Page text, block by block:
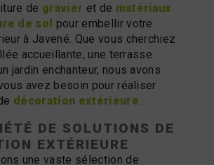
de gravier et de matériaux
de sol
pour embellir votre
à Javené. Que vous cherchiez
accueillante, une terrasse
jardin enchanteur, nous avons
avez besoin pour réaliser
décoration extérieure
DE SOLUTIONS DE
EXTÉRIEURE
une vaste sélection de